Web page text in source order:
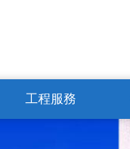
工程服務